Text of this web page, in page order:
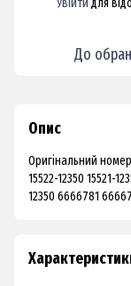
Увійти для
До
Опис
Оригінальний номер
15522-12350 15521-
12350 6666781